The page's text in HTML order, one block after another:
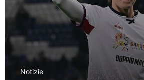
Notizie